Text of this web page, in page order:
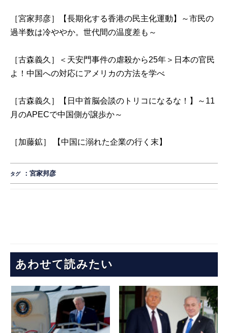
［宮家邦彦］【長期化する香港の民主化運動】～市民の
過半数は冷ややか。世代間の温度差も～
［古森義久］＜天安門事件の虐殺から25年＞日本の官民
よ！中国への対応にアメリカの方法を学べ
［古森義久］【日中首脳会談のトリコになるな！】～11
月のAPECで中国側が譲歩か～
［加藤鉱］ 【中国に溺れた企業の行く末】
タグ ：宮家邦彦
あわせて読みたい